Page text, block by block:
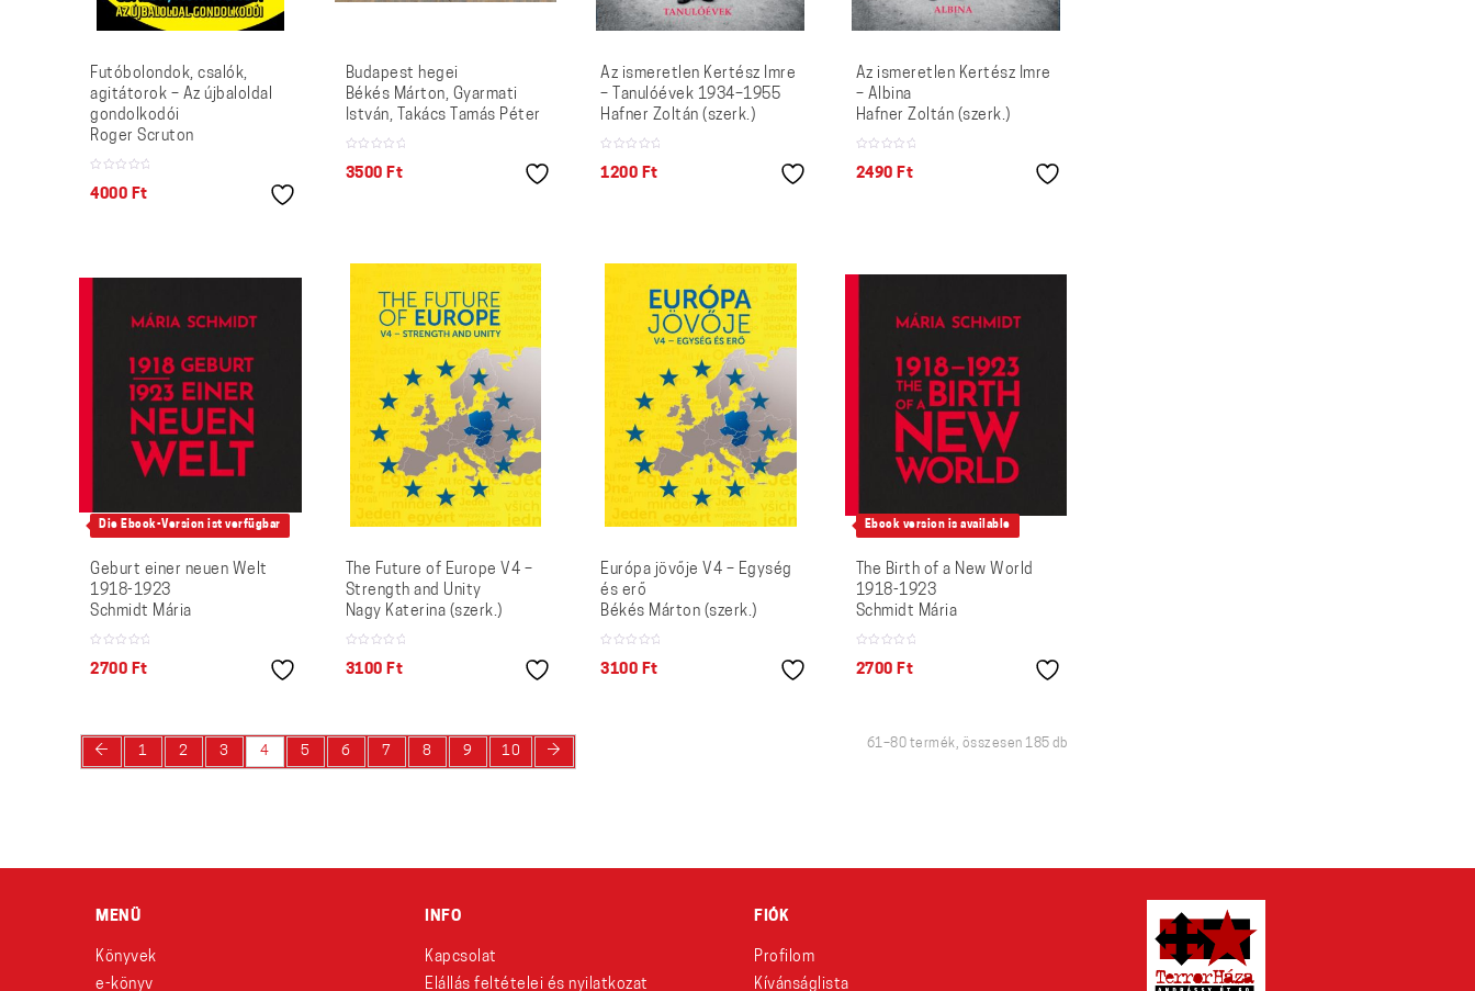
Futóbolondok, csalók,
agitátorok – Az újbaloldal
gondolkodói
Roger Scruton
4000 Ft
Budapest hegei
Békés Márton, Gyarmati
István, Takács Tamás Péter
3500 Ft
Az ismeretlen Kertész Imre
– Tanulóévek 1934–1955
Hafner Zoltán (szerk.)
1200 Ft
Az ismeretlen Kertész Imre
– Albina
Hafner Zoltán (szerk.)
2490 Ft
Die Ebook-Version ist verfügbar
Geburt einer neuen Welt
1918-1923
Schmidt Mária
2700 Ft
The Future of Europe V4 –
Strength and Unity
Nagy Katerina (szerk.)
3100 Ft
Európa jövője V4 – Egység
és erő
Békés Márton (szerk.)
3100 Ft
Ebook version is available
The Birth of a New World
1918-1923
Schmidt Mária
2700 Ft
← 1 2 3 4 5 6 7 8 9 10 → 61–80 termék, összesen 185 dbSorted
MENÜ
Könyvek
e-könyv
INFO
Kapcsolat
Elállás feltételei és nyilatkozat
FIÓK
Profilom
Kívánságlista